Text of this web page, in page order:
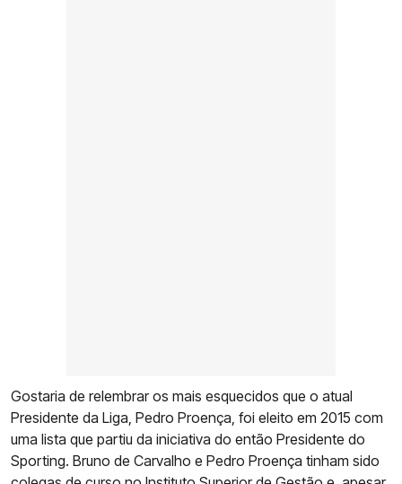
Gostaria de relembrar os mais esquecidos que o atual
Presidente da Liga, Pedro Proença, foi eleito em 2015 com
uma lista que partiu da iniciativa do então Presidente do
Sporting. Bruno de Carvalho e Pedro Proença tinham sido